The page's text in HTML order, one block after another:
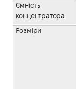
Ємність
концентратора
Розміри